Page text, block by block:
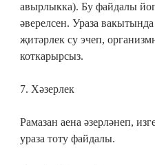
авырлыкка). Бу файдалы
әверелсен. Ураза
җитәрлек су эчеп,
коткарырсыз.
7. Хәзерлек
Рамазан аена әзерләнеп,
ураза тоту файдалы.